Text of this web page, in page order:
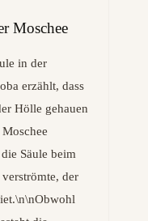
Moschee
in der
erzählt, dass
Hölle gehauen
Säule beim
der